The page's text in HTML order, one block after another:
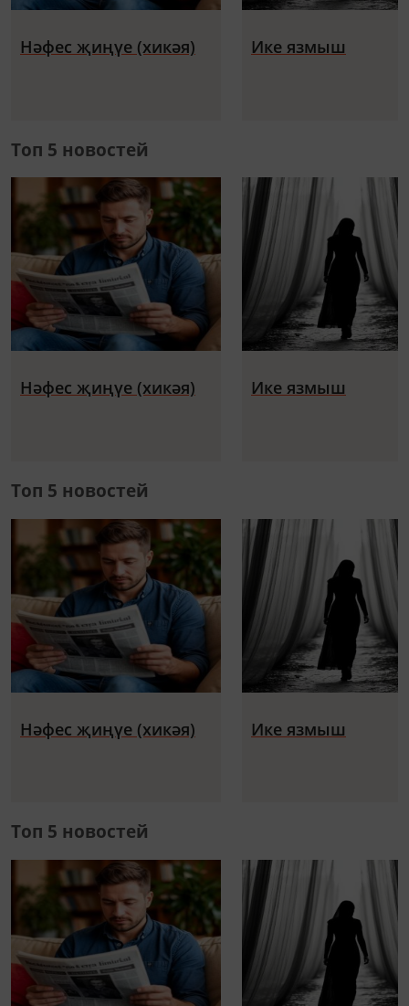
Нәфес җиңүе (хикәя) Ике язмыш
Топ 5 новостей
Нәфес җиңүе (хикәя) Ике язмыш
Топ 5 новостей
Нәфес җиңүе (хикәя) Ике язмыш
Топ 5 новостей